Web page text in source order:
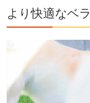
より快適なベ